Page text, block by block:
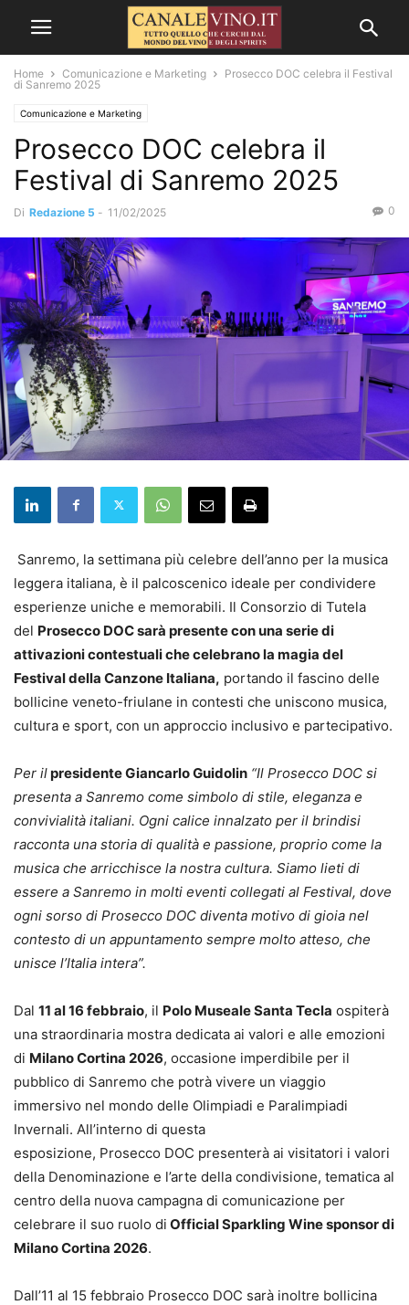
Home Comunicazione e Marketing
Prosecco DOC celebra il Festival
di Sanremo 2025
Comunicazione e Marketing
Prosecco DOC celebra il
Festival di Sanremo 2025
Di Redazione 5 - 11/02/2025 0
Sanremo, la settimana più celebre dell’anno per la musica
leggera italiana, è il palcoscenico ideale per condividere
esperienze uniche e memorabili. Il Consorzio di Tutela
del Prosecco DOC sarà presente con una serie di
attivazioni contestuali che celebrano la magia del
Festival della Canzone Italiana, portando il fascino delle
bollicine veneto-friulane in contesti che uniscono musica,
cultura e sport, con un approccio inclusivo e partecipativo.
Per ilpresidente Giancarlo Guidolin “Il Prosecco DOC si
presenta a Sanremo come simbolo di stile, eleganza e
convivialità italiani. Ogni calice innalzato per il brindisi
racconta una storia di qualità e passione, proprio come la
musica che arricchisce la nostra cultura. Siamo lieti di
essere a Sanremo in molti eventi collegati al Festival, dove
ogni sorso di Prosecco DOC diventa motivo di gioia nel
contesto di un appuntamento sempre molto atteso, che
unisce l’Italia intera”.
Dal 11 al 16 febbraio, il Polo Museale Santa Tecla ospiterà
una straordinaria mostra dedicata ai valori e alle emozioni
di Milano Cortina 2026, occasione imperdibile per il
pubblico di Sanremo che potrà vivere un viaggio
immersivo nel mondo delle Olimpiadi e Paralimpiadi
Invernali. All’interno di questa
esposizione, Prosecco DOC presenterà ai visitatori i valori
della Denominazione e l’arte della condivisione, tematica al
centro della nuova campagna di comunicazione per
celebrare il suo ruolo di Official Sparkling Wine sponsor di
Milano Cortina 2026.
Dall’11 al 15 febbraio Prosecco DOC sarà inoltre bollicina